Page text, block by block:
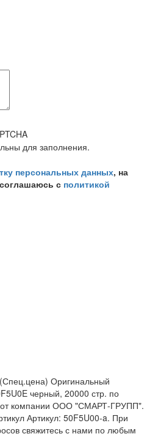
для заполнения.
персональных данных, на
с политикой
Оригинальный
черный, 20000 стр. по
от компании ООО "СМАРТ-ГРУПП".
Артикул: 50F5U00-a. При
свяжитесь с нами по любым